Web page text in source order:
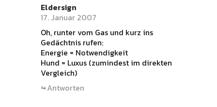
Eldersign
17. Januar 2007
Oh, runter vom Gas und kurz ins
Gedächtnis rufen:
Energie = Notwendigkeit
Hund = Luxus (zumindest im direkten
Vergleich)
Antworten